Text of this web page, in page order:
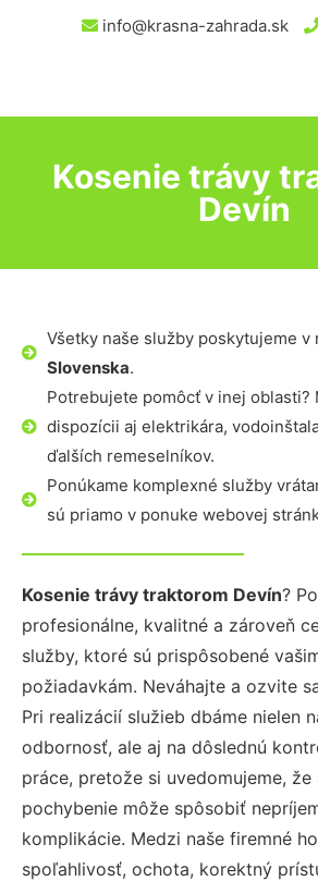
info@krasna-zahrada.sk
Kosenie trávy
Devín
Všetky naše služby poskytujeme v
Slovenska.
Potrebujete pomôcť v inej oblasti?
dispozícii aj elektrikára,
ďalších remeselníkov.
Ponúkame komplexné služby
sú priamo v ponuke webovej
Kosenie trávy traktorom Devín?
profesionálne, kvalitné a zároveň
služby, ktoré sú prispôsobené
požiadavkám. Neváhajte a ozvite
Pri realizácií služieb dbáme nielen
odbornosť, ale aj na dôslednú
práce, pretože si uvedomujeme, že
pochybenie môže spôsobiť
komplikácie. Medzi naše firemné
spoľahlivosť, ochota, korektný